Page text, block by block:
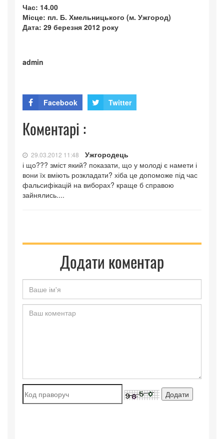
Час: 14.00
Місце: пл. Б. Хмельницького (м. Ужгород)
Дата: 29 березня 2012 року
admin
Facebook Twitter
Коментарі :
29.03.2012 11:48
Ужгородець
і що??? зміст який? показати, що у молоді є намети і
вони їх вміють розкладати? хіба це допоможе під час
фальсифікацій на виборах? краще б справою
зайнялись....
Додати коментар